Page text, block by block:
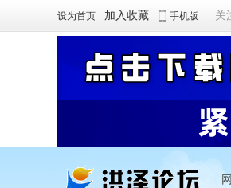
设为首页 加入收藏 手机版 关